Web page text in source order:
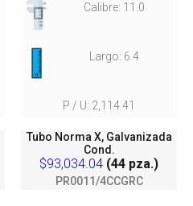
Calibre: 11.0
Largo: 6.4
P / U: 2,114.41
Tubo Norma X, Galvanizada
Cond.
$93,034.04 (44 pza.)
PR0011/4CCGRC